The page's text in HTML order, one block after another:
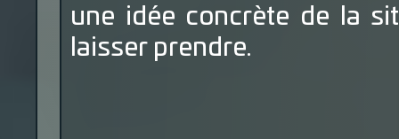
une idée concrète de la
laisser prendre.